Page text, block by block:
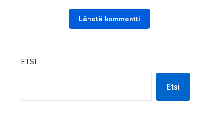
ETSI
Etsi